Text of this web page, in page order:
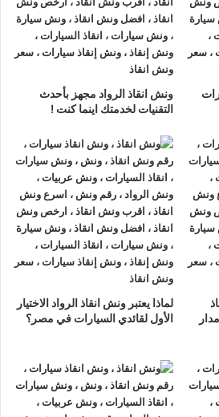
–
01120018852ليصلك
سياراتفي الاميرية
ونش أنقاذفي الاميرية وأسرع ونش
منونش انقاذ
الرواد نعمل منذ 33
السيارات وخدمات الإنقاذ السريع
منتشرة في الاميرية و جميع انحاء
المعطلة و سيارات الحوادث.
من شركة الرواد
بالأتي :
بسرعة إلىموقعكفي الاميرية خلال
ارسال موقعك علي
ممثلينا الموجودين لارسال
أقرب ونش
ونش انقاذ الرواد مجهز بأحدث
التقنيات لخدمتك اينما كنت !
لماذا يعتبر ونش انقاذ الرواد الاختيار
الأول لقائدي السيارات في مصر؟